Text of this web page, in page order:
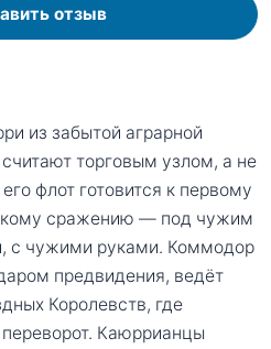
отзыв
из забытой аграрной
торговым узлом, а не
флот готовится к первому
сражению — под чужим
с чужими руками. Коммодор
предвидения, ведёт
Королевств, где
Каюррианцы